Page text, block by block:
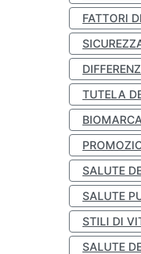
FATTORI
TUTELA
SALUTE
SALUTE
STILI DI
SALUTE